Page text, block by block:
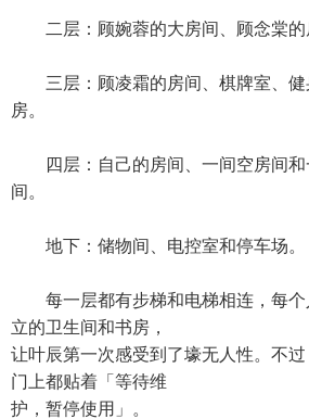
二层：顾婉蓉的大房间、顾念棠的
三层：顾凌霜的房间、棋牌室、健
房。
四层：自己的房间、一间空房间和
间。
地下：储物间、电控室和停车场。
每一层都有步梯和电梯相连，每个
立的卫生间和书房，
让叶辰第一次感受到了壕无人性。不
门上都贴着「等待维
护，暂停使用」。